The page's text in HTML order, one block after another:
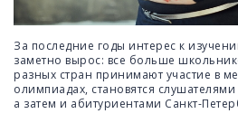
За последние годы интерес к
заметно вырос: все больше
разных стран принимают участие в
олимпиадах, становятся
а затем и абитуриентами Санкт-